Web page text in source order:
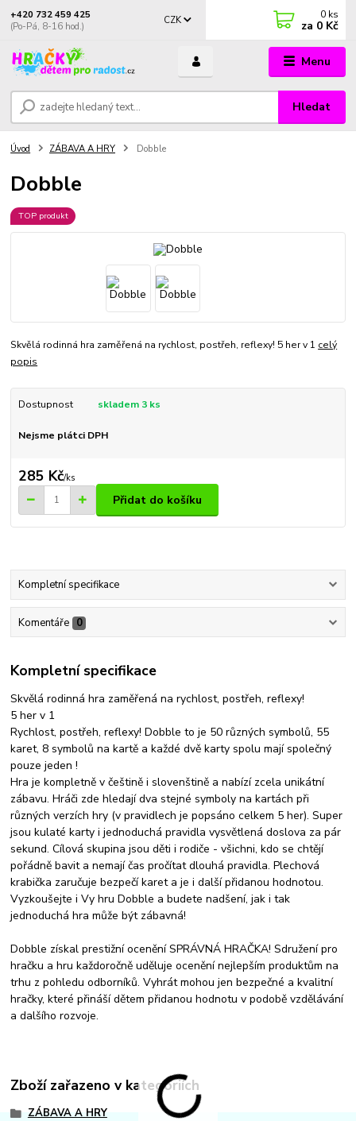
Menu
CZK
Hledat
+420 732 459 425
(Po-Pá, 8-16 hod.)
0 ks
za 0 Kč
Úvod ZÁBAVA A HRY Dobble
Dobble
TOP produkt
Skvělá rodinná hra zaměřená na rychlost, postřeh, reflexy! 5 her v 1 celý
popis
Dostupnost skladem 3 ks
Nejsme plátci DPH
285 Kč/ks
Přidat do košíku
Kompletní specifikace
Komentáře 0
Kompletní specifikace
Skvělá rodinná hra zaměřená na rychlost, postřeh, reflexy!
5 her v 1
Rychlost, postřeh, reflexy! Dobble to je 50 různých symbolů, 55
karet, 8 symbolů na kartě a každé dvě karty spolu mají společný
pouze jeden !
Hra je kompletně v češtině i slovenštině a nabízí zcela unikátní
zábavu. Hráči zde hledají dva stejné symboly na kartách při
různých verzích hry (v pravidlech je popsáno celkem 5 her). Super
jsou kulaté karty i jednoduchá pravidla vysvětlená doslova za pár
sekund. Cílová skupina jsou děti i rodiče - všichni, kdo se chtějí
pořádně bavit a nemají čas pročítat dlouhá pravidla. Plechová
krabička zaručuje bezpečí karet a je i další přidanou hodnotou.
Vyzkoušejte i Vy hru Dobble a budete nadšení, jak i tak
jednoduchá hra může být zábavná!
Dobble získal prestižní ocenění SPRÁVNÁ HRAČKA! Sdružení pro
hračku a hru každoročně uděluje ocenění nejlepším produktům na
trhu z pohledu odborníků. Vyhrát mohou jen bezpečné a kvalitní
hračky, které přináší dětem přidanou hodnotu v podobě vzdělávání
a dalšího rozvoje.
Zboží zařazeno v kategoriích
ZÁBAVA A HRY